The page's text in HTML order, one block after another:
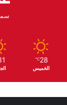
28
℃
الخميس